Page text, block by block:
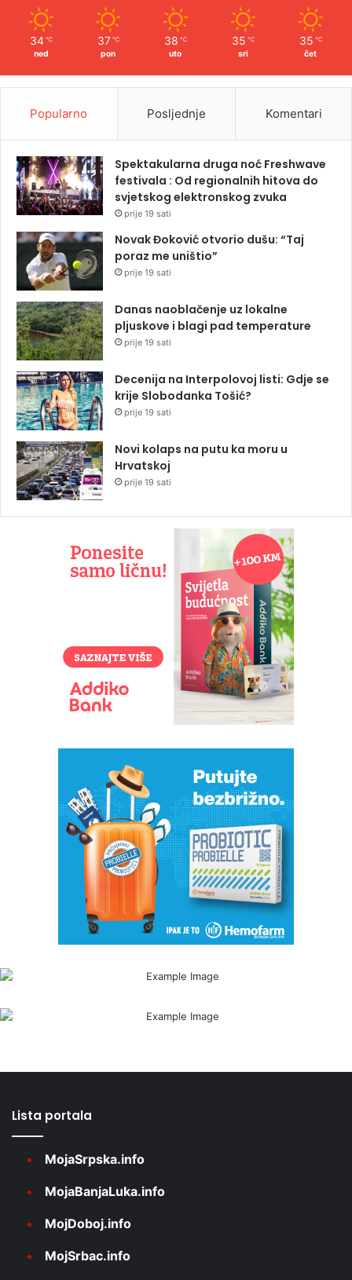
34 ℃
ned
37 ℃
pon
38 ℃
uto
35 ℃
sri
35 ℃
čet
Popularno Posljednje Komentari
Spektakularna druga noć Freshwave
festivala : Od regionalnih hitova do
svjetskog elektronskog zvuka
prije 19 sati
Novak Đoković otvorio dušu: “Taj
poraz me uništio”
prije 19 sati
Danas naoblačenje uz lokalne
pljuskove i blagi pad temperature
prije 19 sati
Decenija na Interpolovoj listi: Gdje se
krije Slobodanka Tošić?
prije 19 sati
Novi kolaps na putu ka moru u
Hrvatskoj
prije 19 sati
Lista portala
MojaSrpska.info
MojaBanjaLuka.info
MojDoboj.info
MojSrbac.info